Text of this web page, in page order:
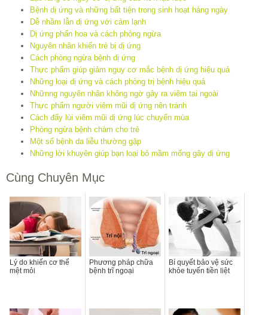
Bệnh dị ứng và những bất tiện trong sinh hoạt hàng ngày
Dễ nhầm lẫn dị ứng với cảm lạnh
Dị ứng phấn hoa và cách phòng ngừa
Nguyên nhân khiến trẻ bị dị ứng
Cách phòng ngừa bệnh dị ứng
Thực phẩm giúp giảm nguy cơ mắc bệnh dị ứng hiệu quả
Những loại dị ứng và cách phòng trị bệnh hiệu quả
Nhữnng nguyên nhân không ngờ gây ra viêm tai ngoài
Thực phẩm người viêm mũi dị ứng nên tránh
Cách đẩy lùi viêm mũi dị ứng lúc chuyển mùa
Phòng ngừa bệnh chàm cho trẻ
Một số bệnh da liễu thường gặp
Những lời khuyên giúp bạn loại bỏ mầm mống gây dị ứng
Cùng Chuyên Mục
Lý do khiến cơ thể
mệt mỏi
Phương pháp chữa
bệnh trĩ ngoại
Bí quyết bảo vệ sức
khỏe tuyến tiền liệt